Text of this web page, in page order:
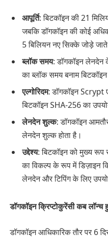
आपूर्ति: बिटकॉइन की 21
जबकि डॉगकॉइन की कोई
5 बिलियन नए सिक्के जोड़े
ब्लॉक समय: डॉगकॉइन लेनदेन
का ब्लॉक समय बनाम
एल्गोरिदम: डॉगकॉइन Scrypt
बिटकॉइन SHA-256 का
लेनदेन शुल्क: डॉगकॉइन
लेनदेन शुल्क होता है।
उद्देश्य: बिटकॉइन को मुख्य
का विकल्प के रूप में डिज़ाइन
लेनदेन और टिपिंग के लिए
डॉगकॉइन क्रिप्टोकुरेंसी कब लॉन्च
डॉगकॉइन आधिकारिक तौर पर 6